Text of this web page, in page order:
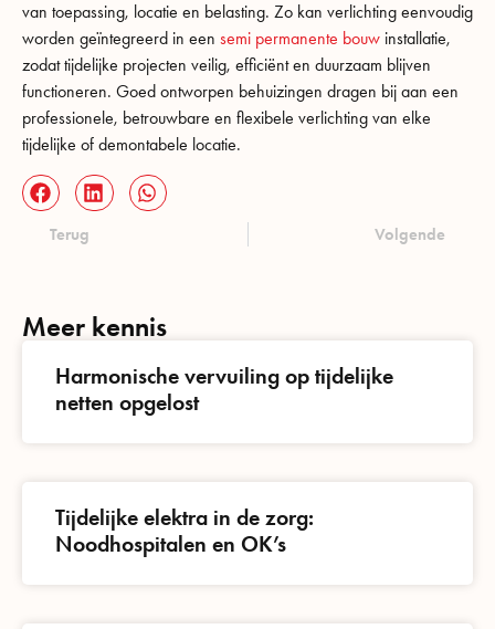
van toepassing, locatie en belasting. Zo kan verlichting eenvoudig
worden geïntegreerd in een semi permanente bouw installatie,
zodat tijdelijke projecten veilig, efficiënt en duurzaam blijven
functioneren. Goed ontworpen behuizingen dragen bij aan een
professionele, betrouwbare en flexibele verlichting van elke
tijdelijke of demontabele locatie.
Terug Volgende
Meer kennis
Harmonische vervuiling op tijdelijke
netten opgelost
Tijdelijke elektra in de zorg:
Noodhospitalen en OK’s